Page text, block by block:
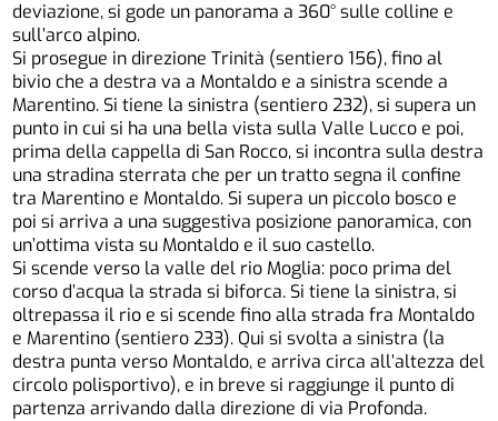
deviazione, si gode un panorama a 360° sulle colline e
sull’arco alpino.
Si prosegue in direzione Trinità (sentiero 156), fino al
bivio che a destra va a Montaldo e a sinistra scende a
Marentino. Si tiene la sinistra (sentiero 232), si supera un
punto in cui si ha una bella vista sulla Valle Lucco e poi,
prima della cappella di San Rocco, si incontra sulla destra
una stradina sterrata che per un tratto segna il confine
tra Marentino e Montaldo. Si supera un piccolo bosco e
poi si arriva a una suggestiva posizione panoramica, con
un’ottima vista su Montaldo e il suo castello.
Si scende verso la valle del rio Moglia: poco prima del
corso d’acqua la strada si biforca. Si tiene la sinistra, si
oltrepassa il rio e si scende fino alla strada fra Montaldo
e Marentino (sentiero 233). Qui si svolta a sinistra (la
destra punta verso Montaldo, e arriva circa all’altezza del
circolo polisportivo), e in breve si raggiunge il punto di
partenza arrivando dalla direzione di via Profonda.